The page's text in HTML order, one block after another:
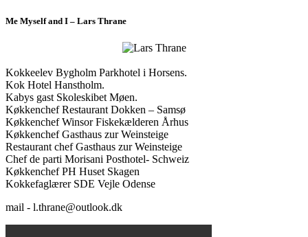
Me Myself and I – Lars Thrane
Kokkeelev Bygholm Parkhotel i Horsens.
Kok Hotel Hanstholm.
Kabys gast Skoleskibet Møen.
Køkkenchef Restaurant Dokken – Samsø
Køkkenchef Winsor Fiskekælderen Århus
Køkkenchef Gasthaus zur Weinsteige
Restaurant chef Gasthaus zur Weinsteige
Chef de parti Morisani Posthotel- Schweiz
Køkkenchef PH Huset Skagen
Kokkefaglærer SDE Vejle Odense
mail - l.thrane@outlook.dk